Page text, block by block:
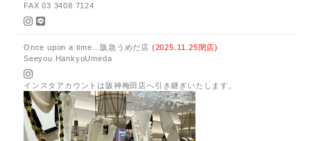
FAX 03 3408 7124
Once upon a time...阪急うめだ店 (2025.11.25閉店)
Seeyou HankyuUmeda
インスタアカウントは阪神梅田店へ引き継ぎいたします。